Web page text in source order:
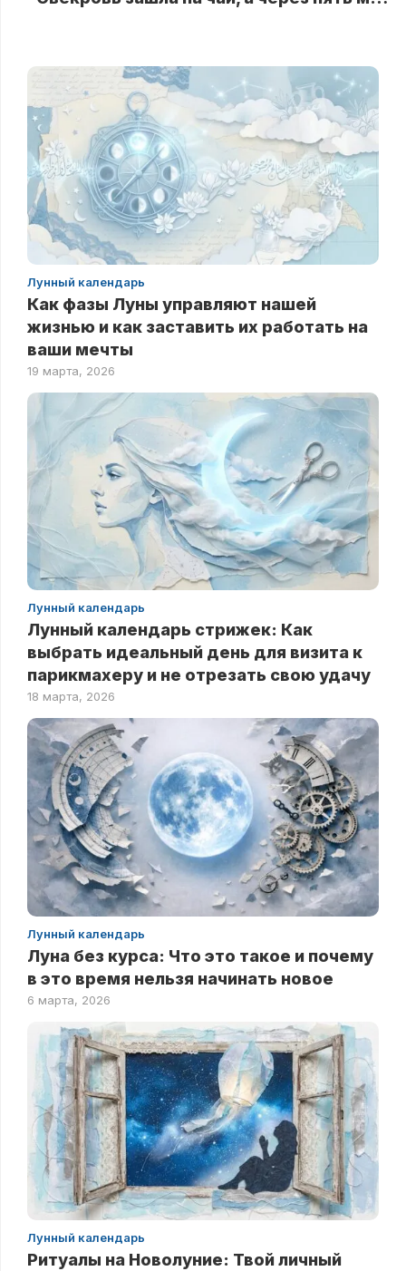
Лунный календарь
Как фазы Луны управляют нашей
жизнью и как заставить их работать на
ваши мечты
19 марта, 2026
Лунный календарь
Лунный календарь стрижек: Как
выбрать идеальный день для визита к
парикмахеру и не отрезать свою удачу
18 марта, 2026
Лунный календарь
Луна без курса: Что это такое и почему
в это время нельзя начинать новое
6 марта, 2026
Лунный календарь
Ритуалы на Новолуние: Твой личный